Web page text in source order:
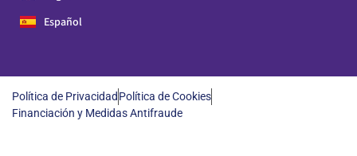
Español
Política de Privacidad Política de Cookies
Financiación y Medidas Antifraude